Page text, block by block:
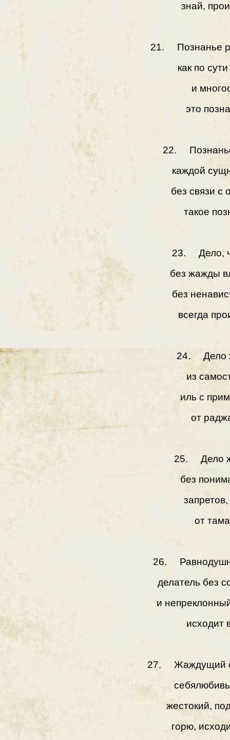
знай,
21. Познанье
как по
и
это
22.
каждой
без связи с
такое
23. Дело,
без жажды
без
всегда
24. Дело
из
иль с
от
25. Дело
без
от
26.
делатель без
и
исходит
27. Жаждущий
жестокий,
горю,